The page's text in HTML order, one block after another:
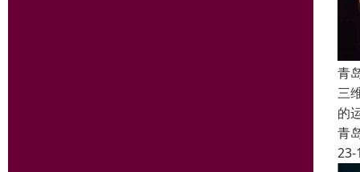
青
三
的
青
23-